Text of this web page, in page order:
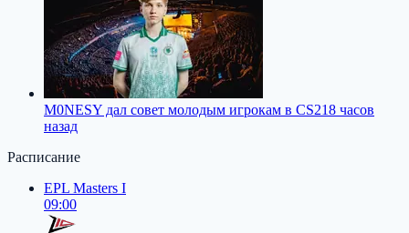
M0NESY дал совет молодым игрокам в CS218 часов
назад
Расписание
EPL Masters I
09:00